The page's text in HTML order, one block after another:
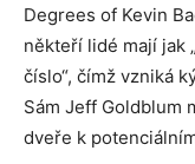
Degrees of Kevin
někteří lidé mají jak
číslo“, čímž vzniká
Sám Jeff Goldblum
dveře k